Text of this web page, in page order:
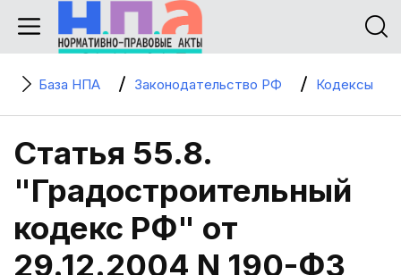
База НПА Законодательство РФ Кодексы
Статья 55.8.
"Градостроительный
кодекс РФ" от
29.12.2004 N 190-ФЗ